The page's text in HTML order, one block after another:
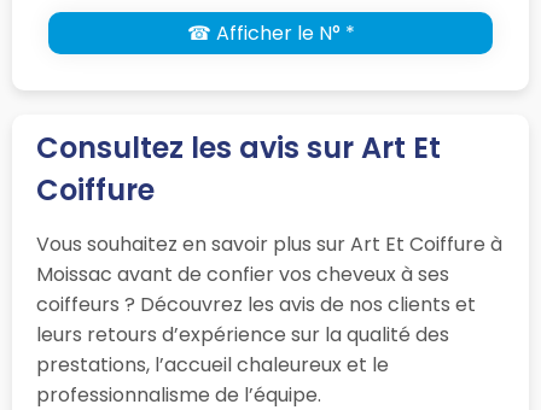
☎ Afficher le N° *
Consultez les avis sur Art Et
Coiffure
Vous souhaitez en savoir plus sur Art Et Coiffure à
Moissac avant de confier vos cheveux à ses
coiffeurs ? Découvrez les avis de nos clients et
leurs retours d’expérience sur la qualité des
prestations, l’accueil chaleureux et le
professionnalisme de l’équipe.